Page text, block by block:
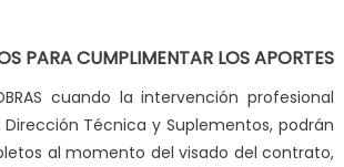
PARA CUMPLIMENTAR LOS APORTES
cuando la intervención profesional
Técnica y Suplementos, podrán
al momento del visado del contrato,